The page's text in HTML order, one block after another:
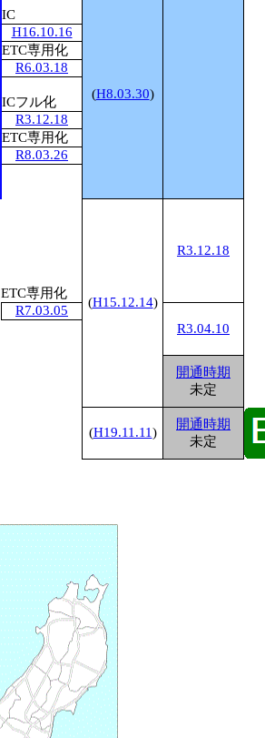
(H8.03.30)
IC
H16.10.16
ETC専用化
R6.03.18
ICフル化
R3.12.18
ETC専用化
R8.03.26
(H15.12.14)
R3.12.18
ETC専用化
R7.03.05
R3.04.10
開通時期
未定
(H19.11.11)
開通時期
未定